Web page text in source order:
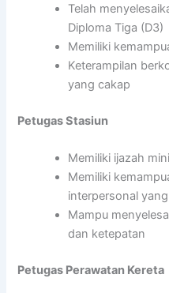
Telah
Diploma Tiga (D3)
Memiliki
Keterampilan
yang cakap
Petugas Stasiun
Memiliki ijazah
Memiliki
interpersonal
Mampu
dan ketepatan
Petugas Perawatan Kereta